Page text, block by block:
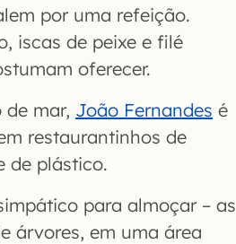
por uma refeição.
iscas de peixe e filé
oferecer.
mar, João Fernandes é
restaurantinhos de
de plástico.
para almoçar – as
árvores, em uma área